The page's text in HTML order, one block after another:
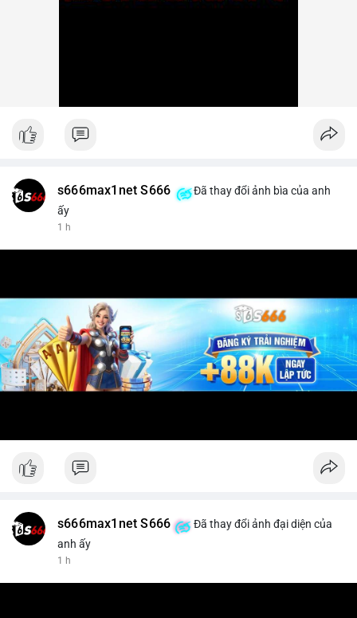
s666max1net S666
Đã thay đổi ảnh bìa của anh
ấy
1 h
s666max1net S666
Đã thay đổi ảnh đại diện của
anh ấy
1 h